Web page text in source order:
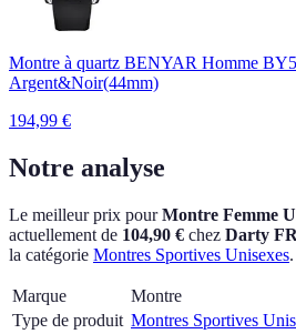
Montre à quartz BENYAR Homme
Argent&Noir(44mm)
194,99 €
Notre analyse
Le meilleur prix pourMontre Femme
actuellement de 104,90 € chez Darty FR
la catégorie Montres Sportives Unisexes.
Marque
Montre
Type de produit Montres Sportives